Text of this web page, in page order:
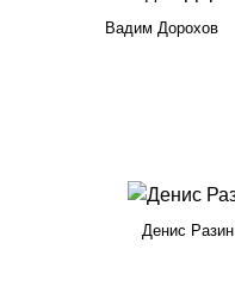
Вадим Дорохов
Денис Разин